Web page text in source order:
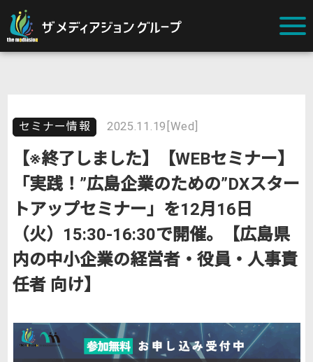
セミナー情報 2025.11.19[Wed]
【※終了しました】【WEBセミナー】
「実践！”広島企業のための”DXスター
トアップセミナー」を12月16日
（火）15:30-16:30で開催。【広島県
内の中小企業の経営者・役員・人事責
任者 向け】